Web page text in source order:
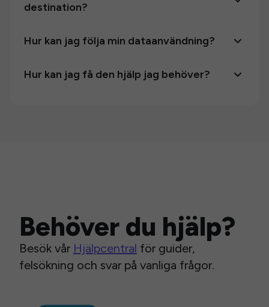
destination?
Hur kan jag följa min dataanvändning?
Hur kan jag få den hjälp jag behöver?
Behöver du hjälp?
Besök vår Hjälpcentral för guider,
felsökning och svar på vanliga frågor.